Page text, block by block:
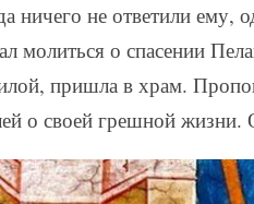
ничего не ответили ему,
молиться о спасении
пришла в храм.
о своей грешной жизни.